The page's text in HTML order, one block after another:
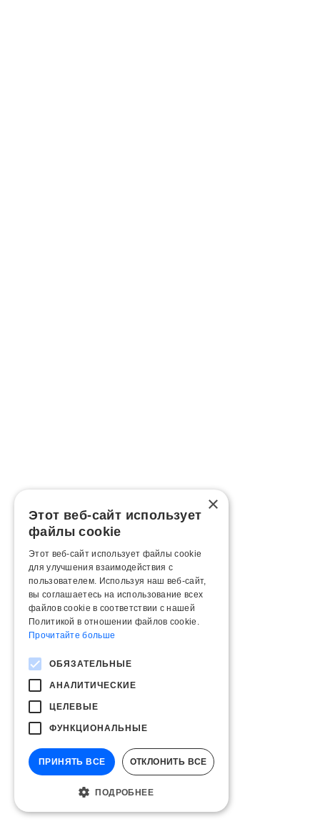
×
Этот веб-сайт использует
файлы cookie
Этот веб-сайт использует файлы cookie
для улучшения взаимодействия с
пользователем. Используя наш веб-сайт,
вы соглашаетесь на использование всех
файлов cookie в соответствии с нашей
Политикой в ​​отношении файлов cookie.
Прочитайте больше
ОБЯЗАТЕЛЬНЫЕ
АНАЛИТИЧЕСКИЕ
ЦЕЛЕВЫЕ
ФУНКЦИОНАЛЬНЫЕ
ПРИНЯТЬ ВСЕ ОТКЛОНИТЬ ВСЕ
ПОДРОБНЕЕ